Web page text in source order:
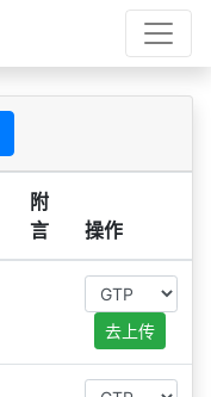
附
言
操作
去上传